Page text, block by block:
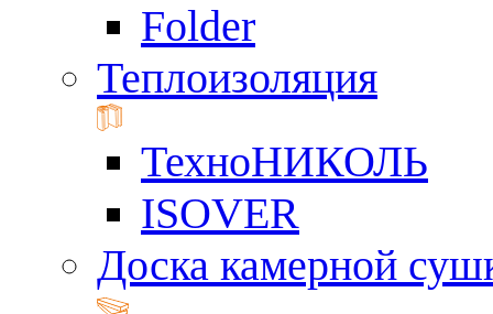
Folder
Теплоизоляция
ТехноНИКОЛЬ
ISOVER
Доска камерной